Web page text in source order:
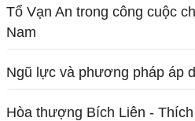
Tổ Vạn An trong công cuộc
Nam
Ngũ lực và phương pháp áp
Hòa thượng Bích Liên -